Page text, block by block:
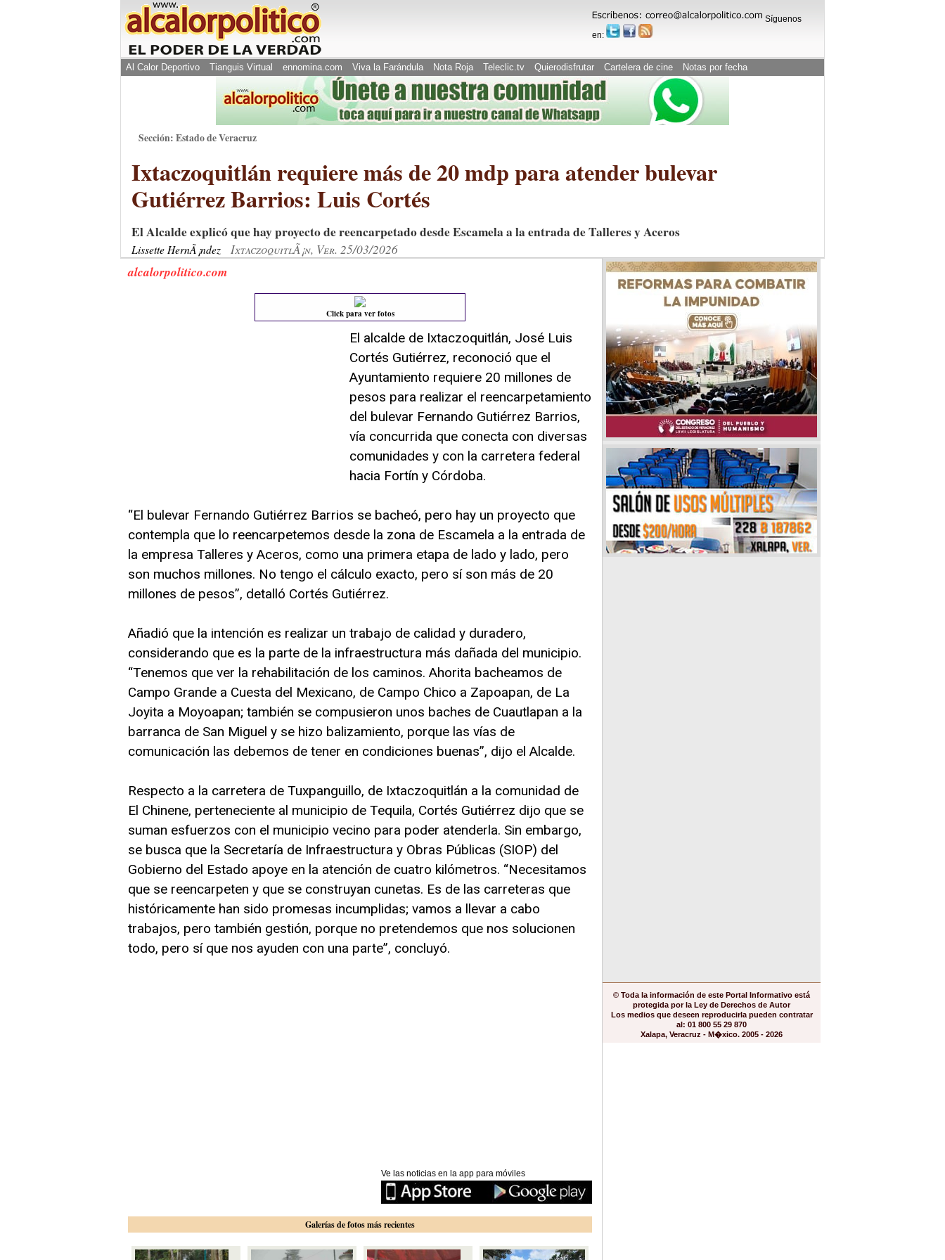
Síguenos
en:
Al Calor Deportivo Tianguis Virtual ennomina.com Viva la Farándula Nota Roja Teleclic.tv Quierodisfrutar Cartelera de cine Notas por fecha
Sección: Estado de Veracruz
Ixtaczoquitlán requiere más de 20 mdp para atender bulevar
Gutiérrez Barrios: Luis Cortés
El Alcalde explicó que hay proyecto de reencarpetado desde Escamela a la entrada de Talleres y Aceros
Lissette HernÃ¡ndez IxtaczoquitlÃ¡n, Ver. 25/03/2026
alcalorpolitico.com
Click para ver fotos
El alcalde de Ixtaczoquitlán, José Luis
Cortés Gutiérrez, reconoció que el
Ayuntamiento requiere 20 millones de
pesos para realizar el reencarpetamiento
del bulevar Fernando Gutiérrez Barrios,
vía concurrida que conecta con diversas
comunidades y con la carretera federal
hacia Fortín y Córdoba.
“El bulevar Fernando Gutiérrez Barrios se bacheó, pero hay un proyecto que
contempla que lo reencarpetemos desde la zona de Escamela a la entrada de
la empresa Talleres y Aceros, como una primera etapa de lado y lado, pero
son muchos millones. No tengo el cálculo exacto, pero sí son más de 20
millones de pesos”, detalló Cortés Gutiérrez.
Añadió que la intención es realizar un trabajo de calidad y duradero,
considerando que es la parte de la infraestructura más dañada del municipio.
“Tenemos que ver la rehabilitación de los caminos. Ahorita bacheamos de
Campo Grande a Cuesta del Mexicano, de Campo Chico a Zapoapan, de La
Joyita a Moyoapan; también se compusieron unos baches de Cuautlapan a la
barranca de San Miguel y se hizo balizamiento, porque las vías de
comunicación las debemos de tener en condiciones buenas”, dijo el Alcalde.
Respecto a la carretera de Tuxpanguillo, de Ixtaczoquitlán a la comunidad de
El Chinene, perteneciente al municipio de Tequila, Cortés Gutiérrez dijo que se
suman esfuerzos con el municipio vecino para poder atenderla. Sin embargo,
se busca que la Secretaría de Infraestructura y Obras Públicas (SIOP) del
Gobierno del Estado apoye en la atención de cuatro kilómetros. “Necesitamos
que se reencarpeten y que se construyan cunetas. Es de las carreteras que
históricamente han sido promesas incumplidas; vamos a llevar a cabo
trabajos, pero también gestión, porque no pretendemos que nos solucionen
todo, pero sí que nos ayuden con una parte”, concluyó.
Ve las noticias en la app para móviles
Galerías de fotos más recientes
© Toda la información de este Portal Informativo está
protegida por la Ley de Derechos de Autor
Los medios que deseen reproducirla pueden contratar
al: 01 800 55 29 870
Xalapa, Veracruz - M�xico. 2005 - 2026